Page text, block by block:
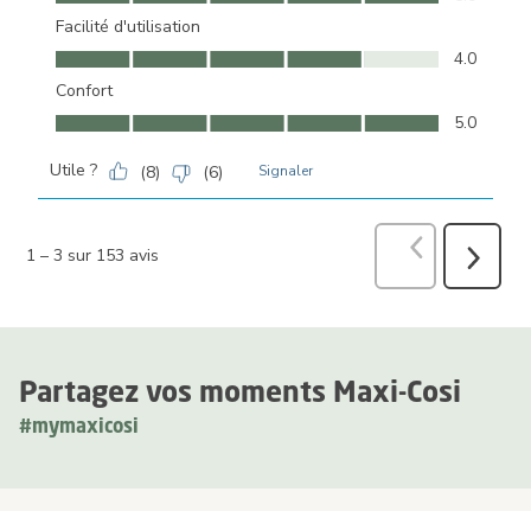
Partagez vos moments Maxi-Cosi
#mymaxicosi
Facilité d'utilisation
Facilité d'utilisation, 4.0 sur 5
4.0
Confort
Confort, 5.0 sur 5
5.0
Utile ? (8) (6) Signaler
1 – 3 sur 153 avis PrécédentSuivant
avis